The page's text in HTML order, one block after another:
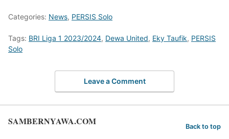
Categories: News, PERSIS Solo
Tags: BRI Liga 1 2023/2024, Dewa United, Eky Taufik, PERSIS
Solo
Leave a Comment
SAMBERNYAWA.COM Back to top